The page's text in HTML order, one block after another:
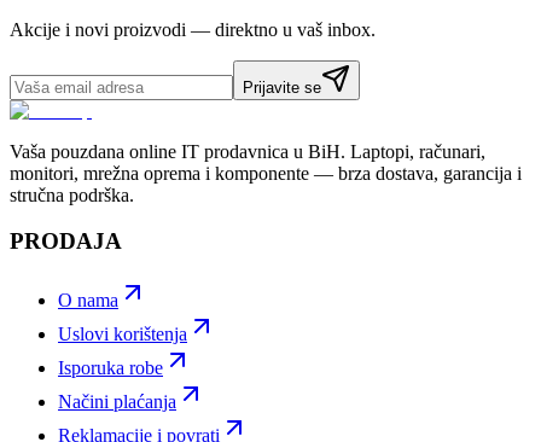
Akcije i novi proizvodi — direktno u vaš inbox.
Prijavite se
Vaša pouzdana online IT prodavnica u BiH. Laptopi, računari,
monitori, mrežna oprema i komponente — brza dostava, garancija i
stručna podrška.
PRODAJA
O nama
Uslovi korištenja
Isporuka robe
Načini plaćanja
Reklamacije i povrati